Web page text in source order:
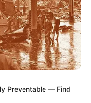
Preventable — Find